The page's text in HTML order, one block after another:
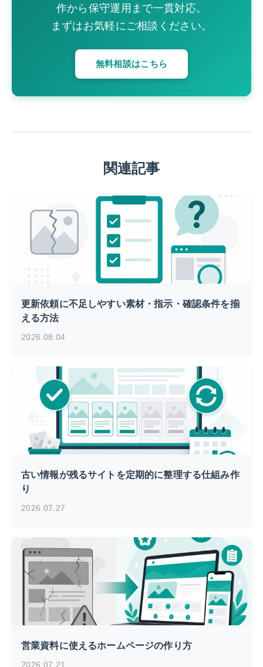
作から保守運用まで一貫対応。
まずはお気軽にご相談ください。
無料相談はこちら
関連記事
更新依頼に不足しやすい素材・指示・確認条件を揃
える方法
2026.08.04
古い情報が残るサイトを定期的に整理する仕組み作
り
2026.07.27
営業資料に使えるホームページの作り方
2026.07.21